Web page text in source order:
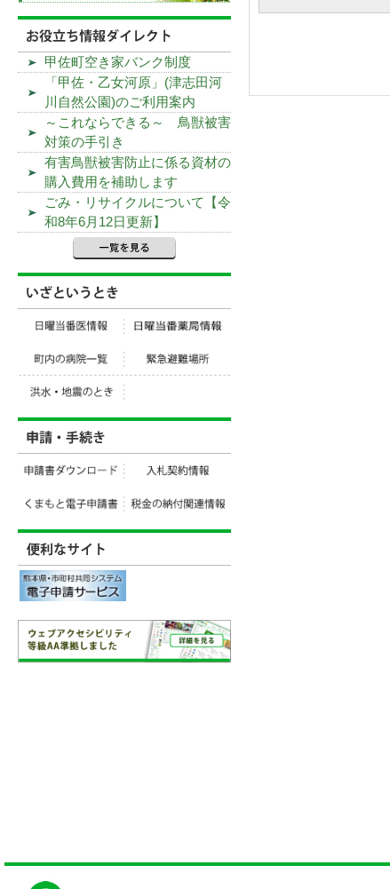
甲佐町空き家バンク制度
「甲佐・乙女河原」(津志田河
川自然公園)のご利用案内
～これならできる～ 鳥獣被害
対策の手引き
有害鳥獣被害防止に係る資材の
購入費用を補助します
ごみ・リサイクルについて【令
和8年6月12日更新】